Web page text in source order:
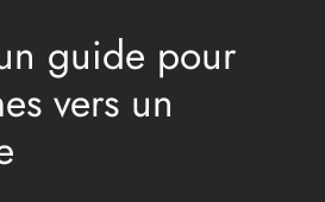
guide pour
vers un